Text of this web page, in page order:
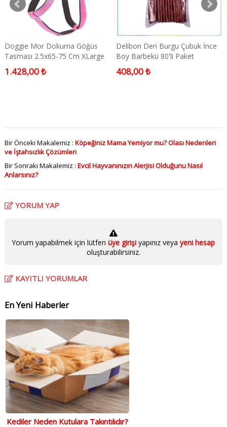
Doggie Mor Dokuma Göğüs
Tasması 2.5x65-75 Cm XLarge
1.428,00 ₺
Delibon Deri Burgu Çubuk İnce
Boy Barbekü 80'li Paket
408,00 ₺
Bir Önceki Makalemiz : Köpeğiniz Mama Yemiyor mu? Olası Nedenleri
ve İştahsızlık Çözümleri
Bir Sonraki Makalemiz : Evcil Hayvanınızın Alerjisi Olduğunu Nasıl
Anlarsınız?
YORUM YAP
Yorum yapabilmek için lütfenüye girişiyapınız veya yeni hesap
oluşturabilirsiniz.
KAYITLI YORUMLAR
En Yeni Haberler
Kediler Neden Kutulara Takıntılıdır?